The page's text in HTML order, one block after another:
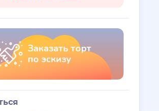
Заказать торт
по эскизу